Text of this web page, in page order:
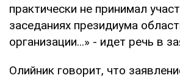
практически не принимал
заседаниях президиума
организации...» - идет речь в
Олийник говорит, что